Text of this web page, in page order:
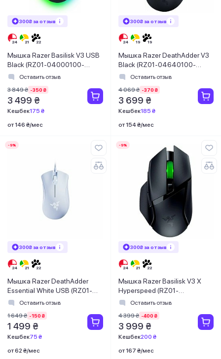
300₴ за отзыв
Мышка Razer Basilisk V3 USB
Black (RZ01-04000100-
R3M1)Оставить отзыв
3 849 ₴ -350 ₴
3 499 ₴
Кешбек175 ₴
от 146 ₴/мес
300₴ за отзыв
Мышка Razer DeathAdder V3
Black (RZ01-04640100-
R3M1)Оставить отзыв
4 069 ₴ -370 ₴
3 699 ₴
Кешбек185 ₴
от 154 ₴/мес
-9%
300₴ за отзыв
Мышка Razer DeathAdder
Essential White USB (RZ01-
03850200-R3M1)
Оставить отзыв
1 649 ₴ -150 ₴
1 499 ₴
Кешбек75 ₴
от 62 ₴/мес
-9%
300₴ за отзыв
Мышка Razer Basilisk V3 X
Hyperspeed (RZ01-
04870100-R3G1)
Оставить отзыв
4 399 ₴ -400 ₴
3 999 ₴
Кешбек200 ₴
от 167 ₴/мес